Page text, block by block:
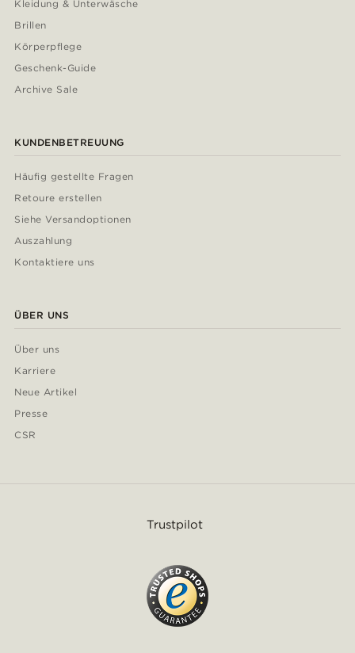
Kleidung & Unterwäsche
Brillen
Körperpflege
Geschenk-Guide
Archive Sale
KUNDENBETREUUNG
Häufig gestellte Fragen
Retoure erstellen
Siehe Versandoptionen
Auszahlung
Kontaktiere uns
ÜBER UNS
Über uns
Karriere
Neue Artikel
Presse
CSR
Trustpilot